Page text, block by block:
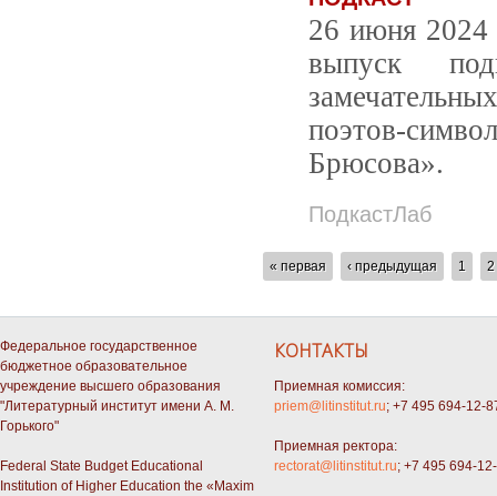
26 июня 2024
выпуск
поэтов-
Брюсова».
ПодкастЛаб
« первая ‹ предыдущая 1 2
Федеральное государственное
бюджетное образовательное
учреждение высшего образования
"Литературный институт имени А. М.
Горького"
Federal State Budget Educational
Institution of Higher Education the «Maxim
КОНТАКТЫ
Приемная комиссия:
priem@litinstitut.ru; +7 495 694-12-
Приемная ректора:
rectorat@litinstitut.ru; +7 495 694-